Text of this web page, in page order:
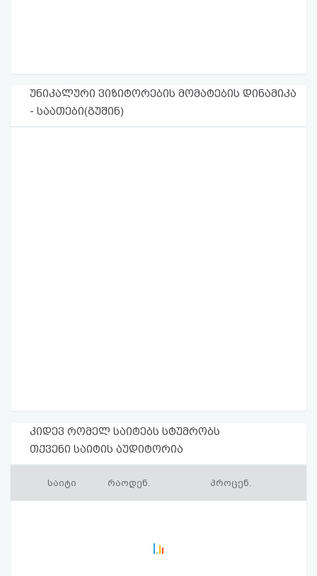
უნიკალური ვიზიტორების მომატების დინამიკა
- საათები(გუშინ)
კიდევ რომელ საიტებს სტუმრობს
თქვენი საიტის აუდიტორია
საიტი რაოდენ. პროცენ.